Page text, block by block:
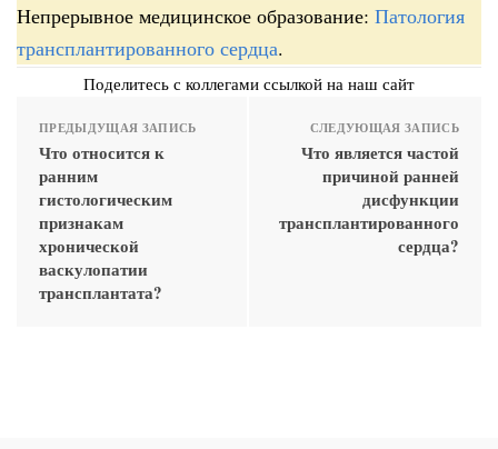
Непрерывное медицинское образование: Патология
трансплантированного сердца.
Поделитесь с коллегами ссылкой на наш сайт
ПРЕДЫДУЩАЯ ЗАПИСЬ
Что относится к
ранним
гистологическим
признакам
хронической
васкулопатии
трансплантата?
СЛЕДУЮЩАЯ ЗАПИСЬ
Что является частой
причиной ранней
дисфункции
трансплантированного
сердца?